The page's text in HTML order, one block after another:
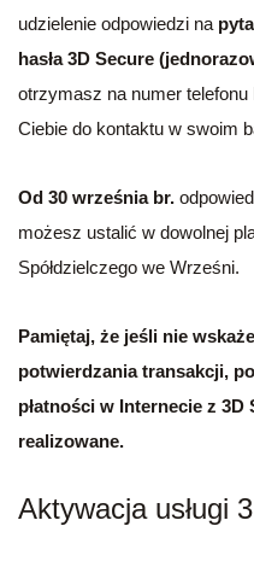
udzielenie odpowiedzi na
hasła 3D Secure
otrzymasz na numer
Ciebie do kontaktu w swoim
Od 30 września br.
możesz ustalić w dowolnej
Spółdzielczego we Wrześni.
Pamiętaj, że jeśli nie
potwierdzania transakcji,
płatności w Internecie z 3D
realizowane.
Aktywacja usługi